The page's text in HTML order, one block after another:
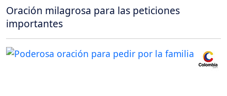
Oración milagrosa para las peticiones
importantes